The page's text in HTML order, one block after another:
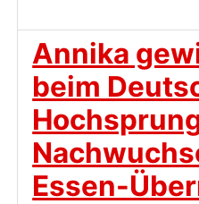
Annika
beim
Essen-